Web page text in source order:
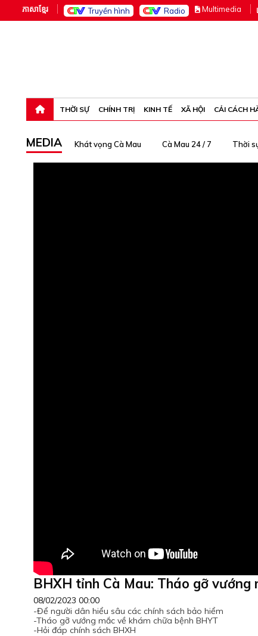
ភាសាខ្មែរ Truyền hình Radio Multimedia
THỜI SỰ CHÍNH TRỊ KINH TẾ XÃ HỘI CẢI CÁCH
MEDIA Khát vọng Cà Mau Cà Mau 24 / 7 Thời
BHXH tỉnh Cà Mau: Tháo gỡ vướng
08/02/2023 00:00
-Để người dân hiểu sâu các chính sách bảo hiểm
-Tháo gỡ vướng mắc về khám chữa bệnh BHYT
-Hỏi đáp chính sách BHXH